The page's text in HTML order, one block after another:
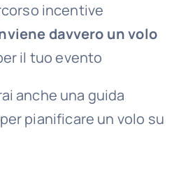
incentive
davvero un volo
il tuo evento
anche una guida
pianificare un volo su